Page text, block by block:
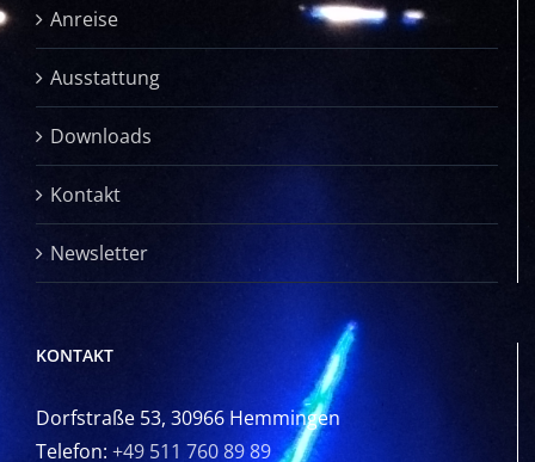
Anreise
Ausstattung
Downloads
Kontakt
Newsletter
KONTAKT
Dorfstraße 53, 30966 Hemmingen
Telefon: +49 511 760 89 89